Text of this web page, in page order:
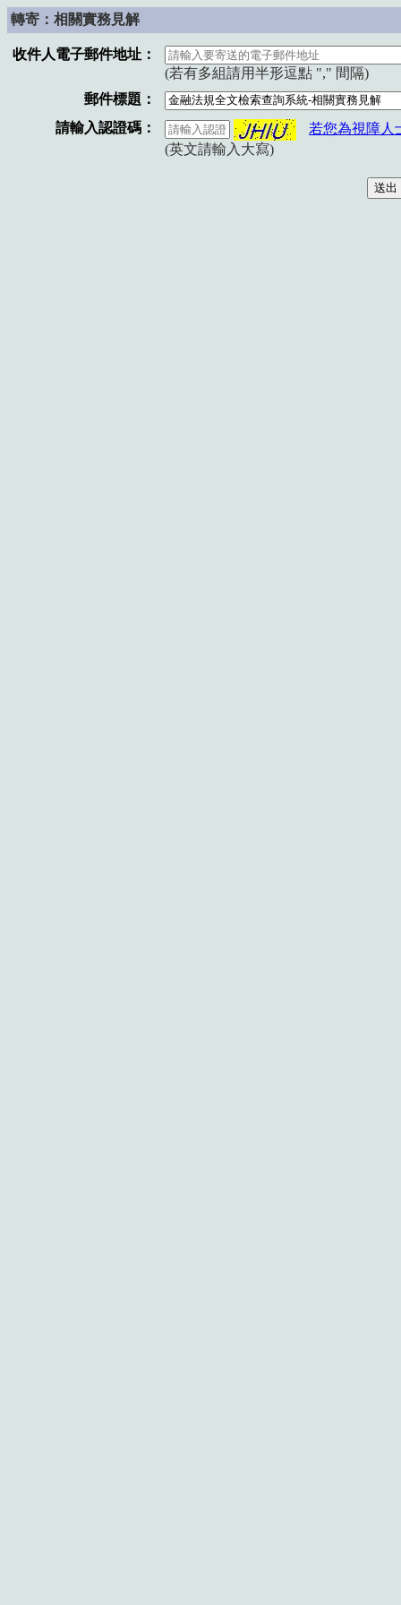
轉寄：相關實務見解
收件人電子郵件地址：
(若有多組請用半形逗點 "," 間隔)
郵件標題：
請輸入認證碼：
若您為視障人
(英文請輸入大寫)